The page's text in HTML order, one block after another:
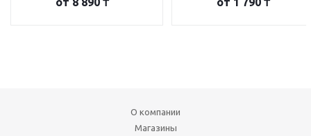
О компании
Магазины